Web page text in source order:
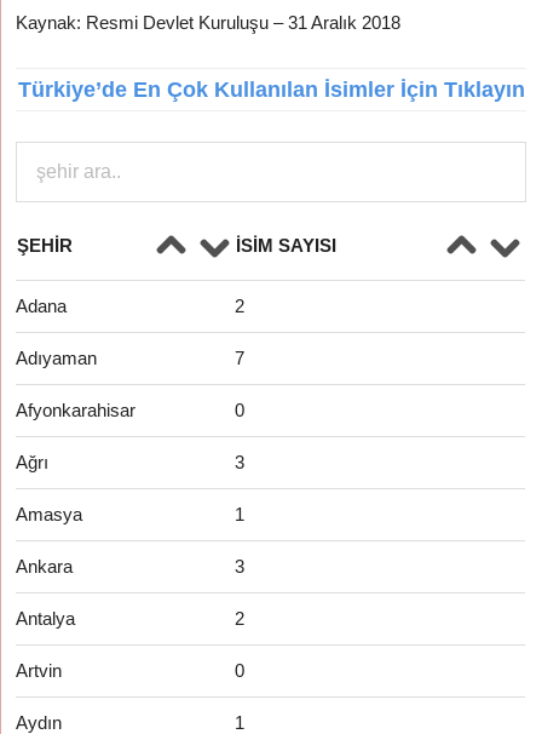
Kaynak: Resmi Devlet Kuruluşu – 31 Aralık 2018
Türkiye’de En Çok Kullanılan İsimler İçin Tıklayın
ŞEHIR İSIM SAYISI
Adana 2
Adıyaman 7
Afyonkarahisar 0
Ağrı 3
Amasya 1
Ankara 3
Antalya 2
Artvin 0
Aydın 1